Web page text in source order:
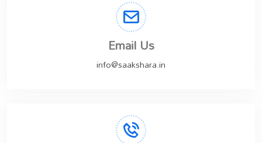
Email Us
info@saakshara.in